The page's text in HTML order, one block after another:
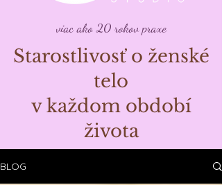
viac ako 20 rokov praxe
Starostlivosť o ženské
telo
v každom období
života
BLOG